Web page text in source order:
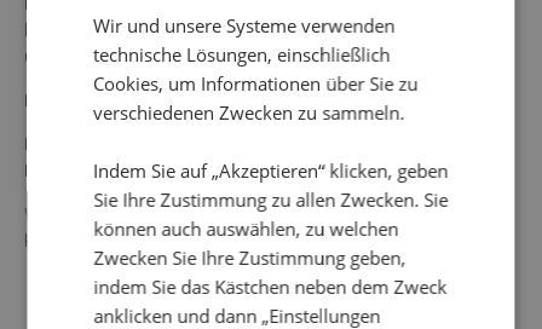
höchsten Punkt. Das Model auf dem Bild ist 178 cm groß
und trägt Größe Small.
Farbe: Denimblau
Material: 97 % Baumwolle, 3 % Elastan
Futter: 100 % Polyester
Waschanleitung: 30° Feinwäsche, kein Wäschetrockner,
keine Bleichmittel verwenden, nicht chemisch reinigen.
Wir und unsere Systeme verwenden
technische Lösungen, einschließlich
Cookies, um Informationen über Sie zu
verschiedenen Zwecken zu sammeln.
Indem Sie auf „Akzeptieren“ klicken, geben
Sie Ihre Zustimmung zu allen Zwecken. Sie
können auch auswählen, zu welchen
Zwecken Sie Ihre Zustimmung geben,
indem Sie das Kästchen neben dem Zweck
anklicken und dann „Einstellungen